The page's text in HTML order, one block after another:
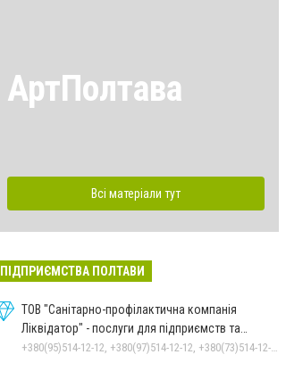
АртПолтава
Всі матеріали тут
ПІДПРИЄМСТВА ПОЛТАВИ
ТОВ "Санітарно-профілактична компанія
Ліквідатор" - послуги для підприємств та
населення